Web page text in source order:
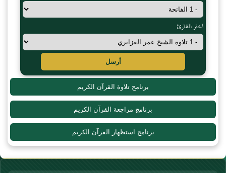
اختر القارئ
أرسل
برنامج تلاوة القرآن الكريم
برنامج مراجعة القرآن الكريم
برنامج استظهار القرآن الكريم